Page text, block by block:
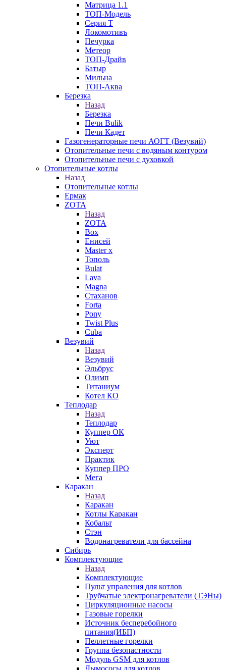
Матрица 1.1
ТОП-Модель
Серия Т
Локомотивъ
Печурка
Метеор
ТОП-Драйв
Батыр
Мильна
ТОП-Аква
Березка
Назад
Березка
Печи Bulik
Печи Кадет
Газогенераторные печи АОГТ (Везувий)
Отопительные печи с водяным контуром
Отопительные печи с духовкой
Отопительные котлы
Назад
Отопительные котлы
Ермак
ZOTA
Назад
ZOTA
Box
Енисей
Master x
Тополь
Bulat
Lava
Magna
Стаханов
Forta
Pony
Twist Plus
Cuba
Везувий
Назад
Везувий
Эльбрус
Олимп
Титаниум
Котел КО
Теплодар
Назад
Теплодар
Куппер ОК
Уют
Эксперт
Практик
Куппер ПРО
Мега
Каракан
Назад
Каракан
Котлы Каракан
Кобальт
Стэн
Водонагреватели для бассейна
Сибирь
Комплектующие
Назад
Комплектующие
Пульт упраления для котлов
Трубчатые электронагреватели (ТЭНы)
Циркуляционные насосы
Газовые горелки
Источник бесперебойного
питания(ИБП)
Пеллетные горелки
Группа безопастности
Модуль GSM для котлов
Дымососы для котлов